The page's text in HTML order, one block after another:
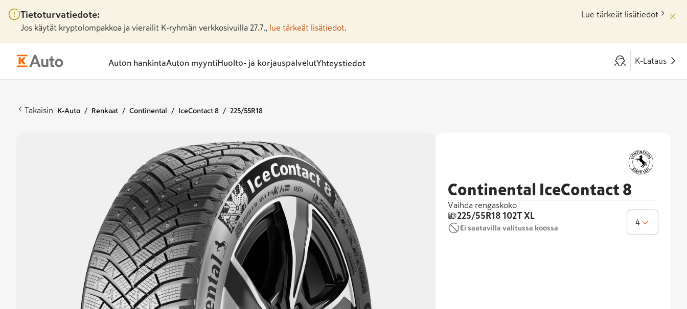
Tietoturvatiedote:
Jos käytät kryptolompakkoa ja vierailit K-ryhmän verkkosivuilla 27.7., lue tärkeät lisätiedot
Lue tärkeät lisätiedot
Auton hankintaAuton myynti Huolto- ja korjauspalvelutYhteystiedot K-Lataus
Takaisin K-Auto Renkaat Continental IceContact 8 225/55R18
Continental IceContact 8
Vaihda rengaskoko
225/55R18 102T XL
Ei saatavilla valitussa koossa
4